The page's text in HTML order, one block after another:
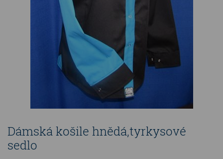
Dámská košile hnědá,tyrkysové
sedlo